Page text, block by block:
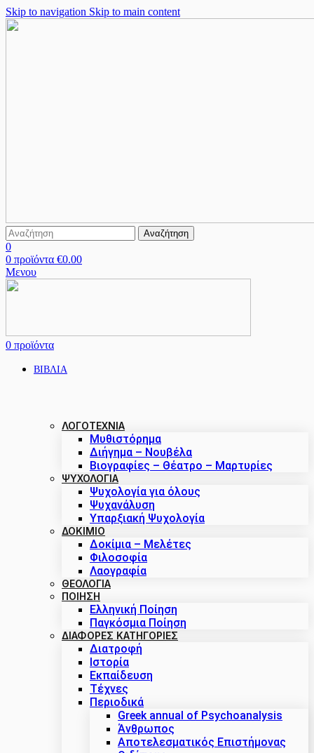
Skip to navigation Skip to main content
Αναζήτηση
0
0 προϊόντα €0.00
Μενου
0 προϊόντα
ΒΙΒΛΙΑ
ΛΟΓΟΤΕΧΝΙΑ
Μυθιστόρημα
Διήγημα – Νουβέλα
Βιογραφίες – Θέατρο – Μαρτυρίες
ΨΥΧΟΛΟΓΙΑ
Ψυχολογία για όλους
Ψυχανάλυση
Υπαρξιακή Ψυχολογία
ΔΟΚΊΜΙΟ
Δοκίμια – Μελέτες
Φιλοσοφία
Λαογραφία
ΘΕΟΛΟΓΙΑ
ΠΟΙΗΣΗ
Ελληνική Ποίηση
Παγκόσμια Ποίηση
ΔΙΑΦΟΡΕΣ ΚΑΤΗΓΟΡΙΕΣ
Διατροφή
Ιστορία
Εκπαίδευση
Τέχνες
Περιοδικά
Greek annual of Psychoanalysis
Άνθρωπος
Αποτελεσματικός Επιστήμονας